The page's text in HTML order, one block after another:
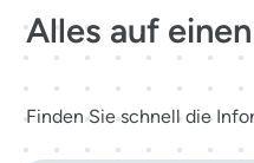
Alles auf
Finden Sie schnell die